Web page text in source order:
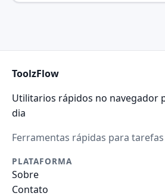
ToolzFlow
Utilitarios rápidos no navegador
dia
Ferramentas rápidas para
PLATAFORMA
Sobre
Contato